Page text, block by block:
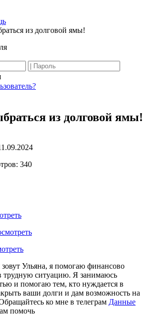
из долговой ямы!
из долговой ямы!
340
Ульяна, я помогаю финансово
ситуацию. Я занимаюсь
и помогаю тем, кто нуждается в
ваши долги и дам возможность на
ко мне в телеграм Данные
помочь